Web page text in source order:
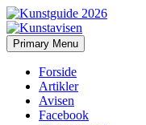
Kunstavisen
Search
Primary Menu Skip
to
Forside
Artikler
Avisen
Facebook